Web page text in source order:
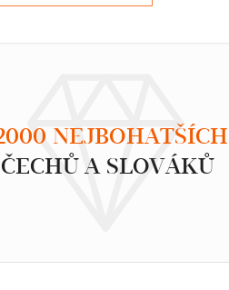
NEJBOHATŠÍCH
ČECHŮ A SLOVÁKŮ